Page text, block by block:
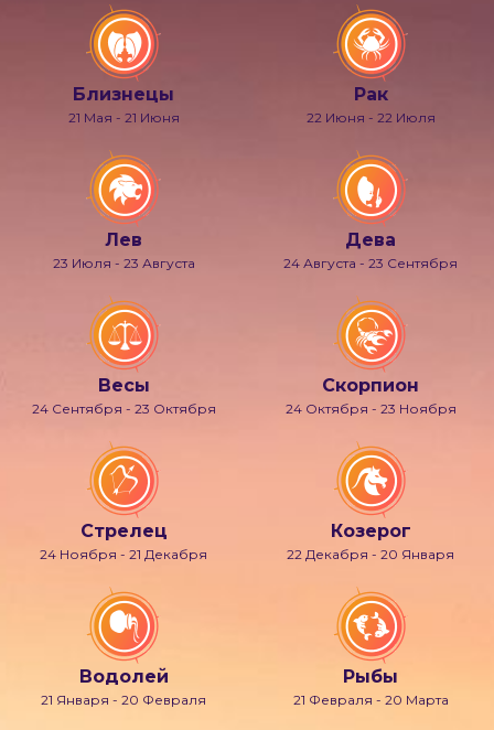
Близнецы
21 Мая - 21 Июня
Рак
22 Июня - 22 Июля
Лев
23 Июля - 23 Августа
Дева
24 Августа - 23 Сентября
Весы
24 Сентября - 23 Октября
Скорпион
24 Октября - 23 Ноября
Стрелец
24 Ноября - 21 Декабря
Козерог
22 Декабря - 20 Января
Водолей
21 Января - 20 Февраля
Рыбы
21 Февраля - 20 Марта